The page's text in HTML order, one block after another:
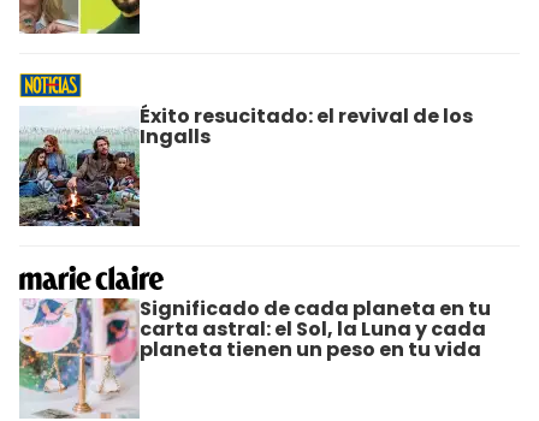
Éxito resucitado: el revival de los
Ingalls
Significado de cada planeta en tu
carta astral: el Sol, la Luna y cada
planeta tienen un peso en tu vida